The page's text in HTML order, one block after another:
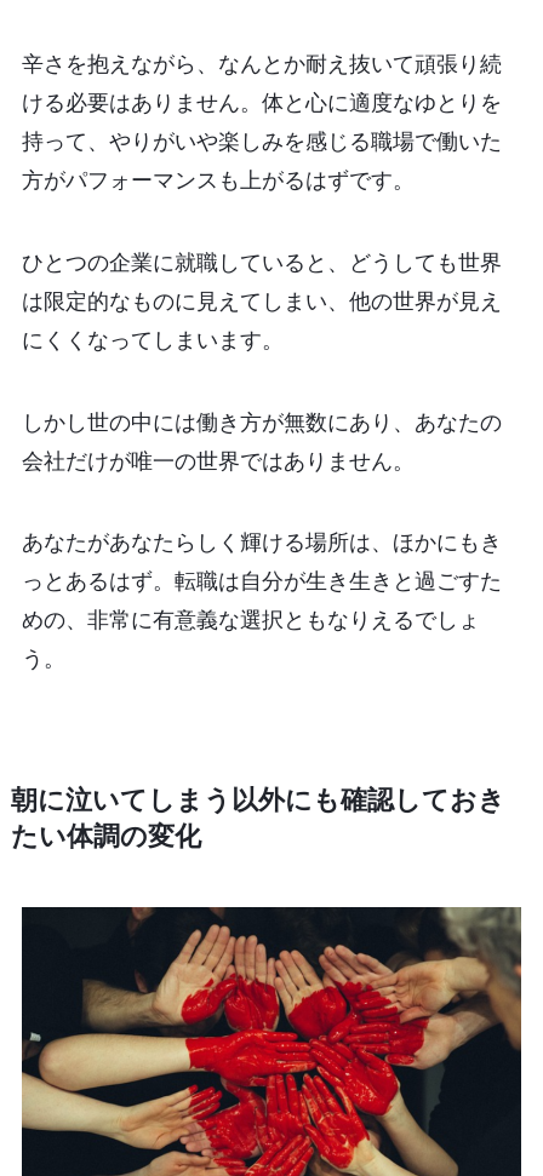
辛さを抱えながら、なんとか耐え抜いて頑張り続
ける必要はありません。体と心に適度なゆとりを
持って、やりがいや楽しみを感じる職場で働いた
方がパフォーマンスも上がるはずです。
ひとつの企業に就職していると、どうしても世界
は限定的なものに見えてしまい、他の世界が見え
にくくなってしまいます。
しかし世の中には働き方が無数にあり、あなたの
会社だけが唯一の世界ではありません。
あなたがあなたらしく輝ける場所は、ほかにもき
っとあるはず。転職は自分が生き生きと過ごすた
めの、非常に有意義な選択ともなりえるでしょ
う。
朝に泣いてしまう以外にも確認しておき
たい体調の変化